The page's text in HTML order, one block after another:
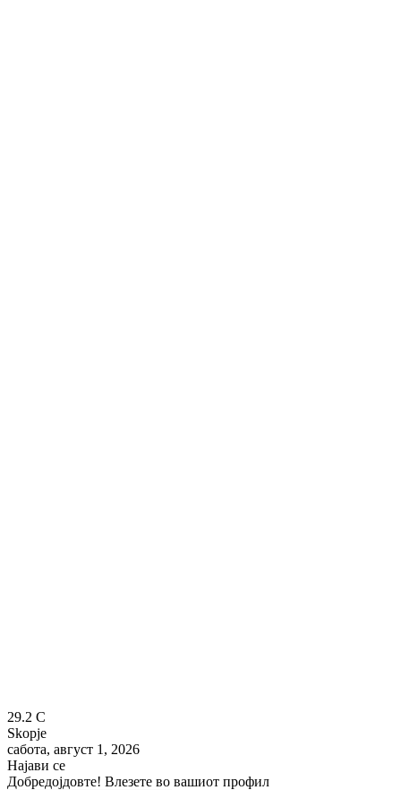
29.2 C
Skopje
сабота, август 1, 2026
Најави се
Добредојдовте! Влезете во вашиот профил